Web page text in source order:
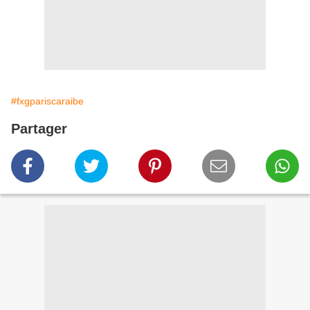
#fxgpariscaraibe
Partager